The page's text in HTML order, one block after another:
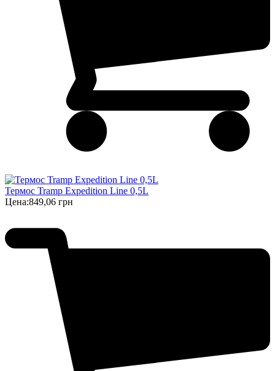
Термос Tramp Expedition Line 0,5L
Цена:849,06 грн